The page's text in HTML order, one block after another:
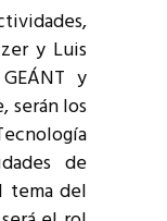
y Luis
y
serán los
de
tema del